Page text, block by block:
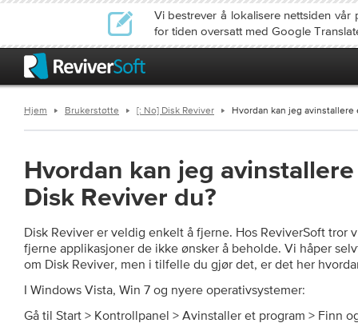
Vi bestrever å lokalisere nettsiden
for tiden oversatt med Google
Hjem Brukerstøtte [: No] Disk Reviver Hvordan kan jeg
Hvordan kan jeg
Disk Reviver du?
Disk Reviver er veldig enkelt å fjerne. Hos ReviverSoft tror
fjerne applikasjoner de ikke ønsker å beholde. Vi håper
om Disk Reviver, men i tilfelle du gjør det, er det her
I Windows Vista, Win 7 og nyere operativsystemer:
Gå til Start > Kontrollpanel > Avinstaller et program > Finn